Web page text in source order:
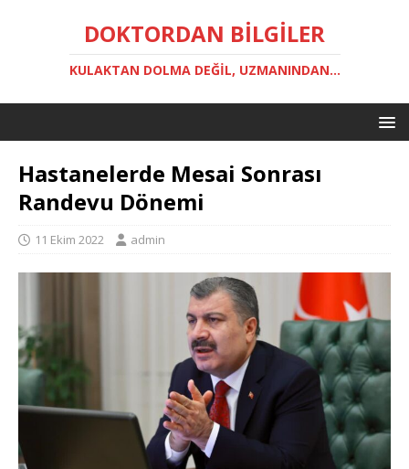
DOKTORDAN BILGILER
KULAKTAN DOLMA DEĞIL, UZMANINDAN...
Hastanelerde Mesai Sonrası
Randevu Dönemi
11 Ekim 2022 admin